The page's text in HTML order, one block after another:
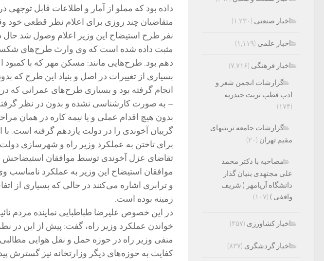
داده بود که مملو از آمار و اطلاعات قابل توجهی
نفر طرح استیضاح این وزیر اعلام وصول
مثبت داده شده است که وی وارث طرح‌های
دهم بود. طرح‌هایی مانند: مسکن مهر که با کمبود
بسیاری از تغییرات در اصل و بنیاد این طرح که
انجام گرفته بود و بسیاری طرح‌های عمرانی که
– به صورت کارشناسی نشده و بدون در نظر
بدون هیچ اقدام عملی و یا نیمه کاره در همان
گریبان آخوندی را در دولت یازدهم گرفته است. با
برای تاختن به عملکرد وزیر راه و شهرسازی
تقاضای عزل آخوندی توسط موافقان استیضاحش
موافقان استیضاح این وزیر به عملکرد
و ترابری اشاره می‌کنند در حالی که بسیاری از
زمینه بوده است.
در این خصوص علیرضا طباطبایی نماینده مردم
خواندن عملکرد وزیر راه، گفت: پیش از این در
منفی وزیر راه در حوزه حمل و نقل هوایی
کفایت به حوزه‌های دیگر وزارتخانه نیز گسترش
اخبار صنعتی (۱,۲۳۰)
اخبار علمی (۱,۱۱۹)
اخبار فرهنگی (۷,۷۱۶)
گزارشات انجمن شعر و
ادب قطب تربت حیدریه
(۱۷۴)
گزارشات جامعه تربتیهای
مقیم تهران (۲۰)
مصاحبه با دکتر محمد
علی مجتهدی بنیان گذار
دانشگاه آریامهر ( شریف
واقفی ) (۱۰۷)
اخبار کشاورزی (۴۵۷)
اخبار گردشگری (۸۳۷)